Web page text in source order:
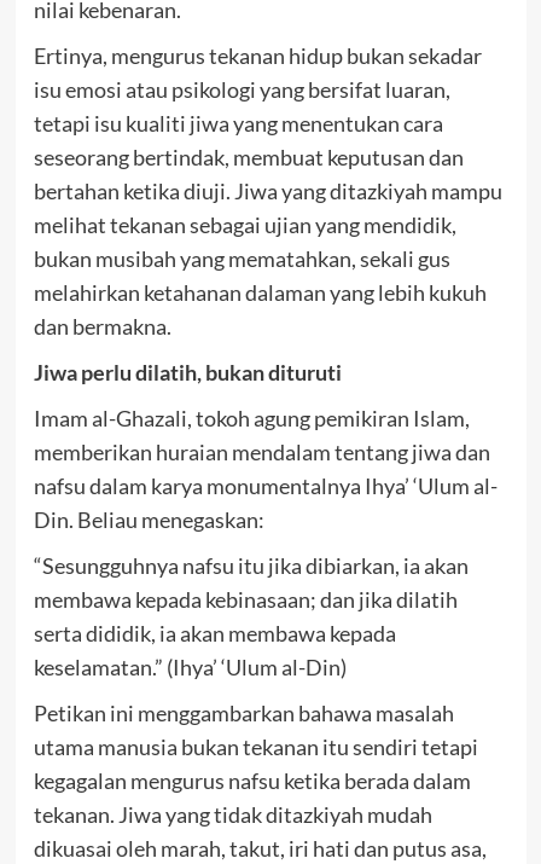
nilai kebenaran.
Ertinya, mengurus tekanan hidup bukan sekadar
isu emosi atau psikologi yang bersifat luaran,
tetapi isu kualiti jiwa yang menentukan cara
seseorang bertindak, membuat keputusan dan
bertahan ketika diuji. Jiwa yang ditazkiyah mampu
melihat tekanan sebagai ujian yang mendidik,
bukan musibah yang mematahkan, sekali gus
melahirkan ketahanan dalaman yang lebih kukuh
dan bermakna.
Jiwa perlu dilatih, bukan dituruti
Imam al-Ghazali, tokoh agung pemikiran Islam,
memberikan huraian mendalam tentang jiwa dan
nafsu dalam karya monumentalnya Ihya’ ‘Ulum al-
Din. Beliau menegaskan:
“Sesungguhnya nafsu itu jika dibiarkan, ia akan
membawa kepada kebinasaan; dan jika dilatih
serta dididik, ia akan membawa kepada
keselamatan.” (Ihya’ ‘Ulum al-Din)
Petikan ini menggambarkan bahawa masalah
utama manusia bukan tekanan itu sendiri tetapi
kegagalan mengurus nafsu ketika berada dalam
tekanan. Jiwa yang tidak ditazkiyah mudah
dikuasai oleh marah, takut, iri hati dan putus asa,